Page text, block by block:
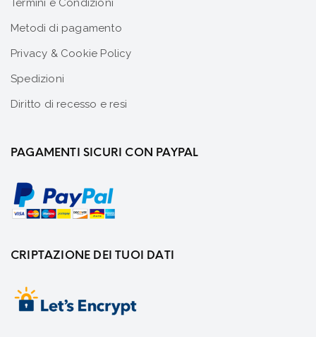
Termini e Condizioni
Metodi di pagamento
Privacy & Cookie Policy
Spedizioni
Diritto di recesso e resi
PAGAMENTI SICURI CON PAYPAL
CRIPTAZIONE DEI TUOI DATI